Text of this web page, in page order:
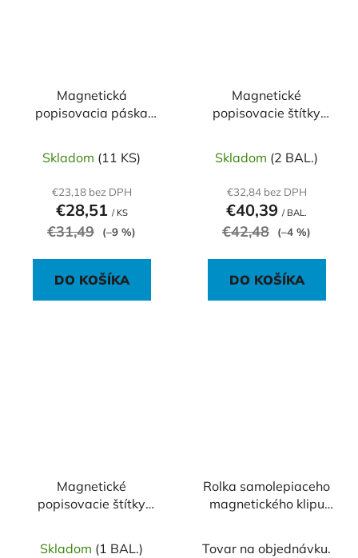
Magnetická
popisovacia páska
Skladom (11 KS)
€23,18 bez DPH
€28,51 / KS
€31,49 (–9 %)
DO KOŠÍKA
Magnetické
popisovacie štítky
Skladom (2 BAL.)
€32,84 bez DPH
€40,39 / BAL.
€42,48 (–4 %)
DO KOŠÍKA
Magnetické
popisovacie štítky
Skladom (1 BAL.)
Rolka samolepiaceho
magnetického klipu
Tovar na objednávku.